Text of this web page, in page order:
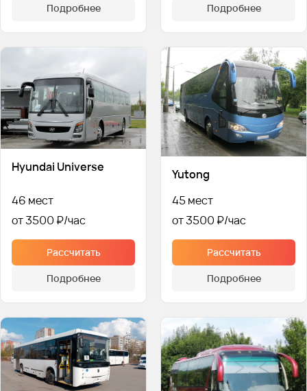
Подробнее
Подробнее
Hyundai Universe
46 мест
от 3500 ₽
Рассчитать
Подробнее
Yutong
45 мест
от 3500 ₽
Рассчитать
Подробнее